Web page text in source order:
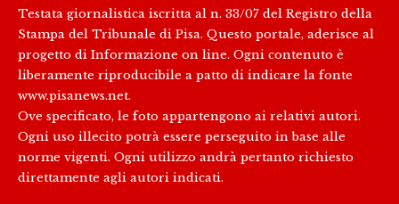
Testata giornalistica iscritta al n. 33/07 del Registro della
Stampa del Tribunale di Pisa. Questo portale, aderisce al
progetto di Informazione on line. Ogni contenuto è
liberamente riproducibile a patto di indicare la fonte
www.pisanews.net.
Ove specificato, le foto appartengono ai relativi autori.
Ogni uso illecito potrà essere perseguito in base alle
norme vigenti. Ogni utilizzo andrà pertanto richiesto
direttamente agli autori indicati.